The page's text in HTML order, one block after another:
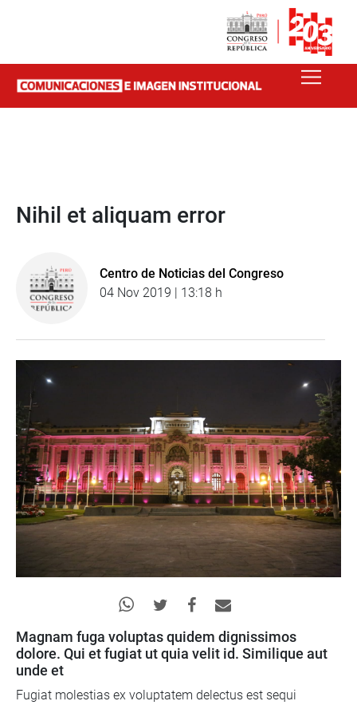
Nihil et aliquam error
Centro de Noticias del Congreso
04 Nov 2019 | 13:18 h
Magnam fuga voluptas quidem dignissimos
dolore. Qui et fugiat ut quia velit id. Similique aut
unde et
Fugiat molestias ex voluptatem delectus est sequi